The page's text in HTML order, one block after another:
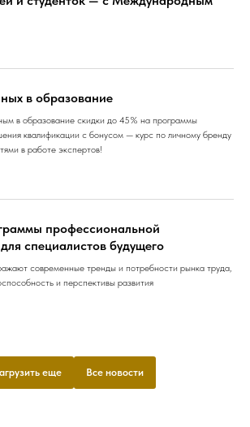
в образование
в образование скидки до 45% на программы
квалификации с бонусом — курс по личному бренду
в работе экспертов!
профессиональной
специалистов будущего
современные тренды и потребности рынка труда,
и перспективы развития
еще Все новости